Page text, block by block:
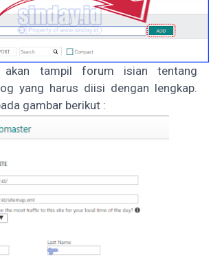
akan tampil forum isian tentang
yang harus diisi dengan lengkap.
gambar berikut :